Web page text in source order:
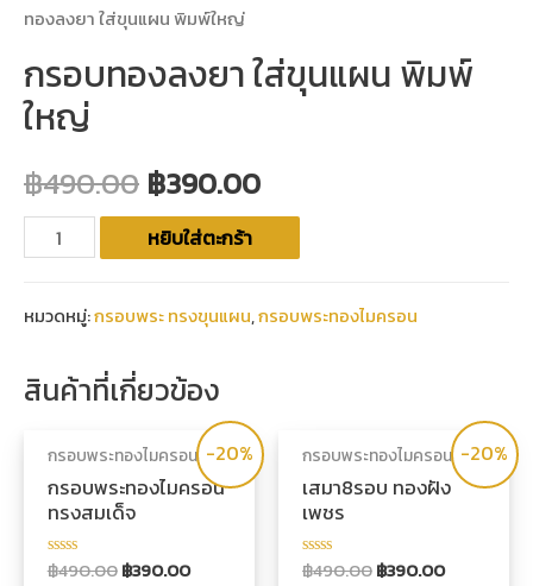
ทองลงยา ใส่ขุนแผน พิมพ์ใหญ่
กรอบทองลงยา ใส่ขุนแผน พิมพ์
ใหญ่
฿490.00 ฿390.00
หยิบใส่ตะกร้า
หมวดหมู่:กรอบพระ ทรงขุนแผน,กรอบพระทองไมครอน
สินค้าที่เกี่ยวข้อง
-20%
กรอบพระทองไมครอน
กรอบพระทองไมครอน
ทรงสมเด็จ
ให้
฿490.00฿390.00
-20%
กรอบพระทองไมครอน
เสมา8รอบ ทองฝัง
เพชร
ให้
฿490.00฿390.00